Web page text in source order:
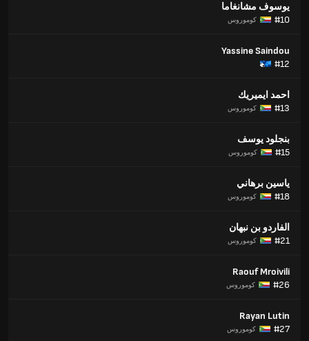
يوسوف مشانغاما
#10
كوموروس
Yassine Saindou
#12
احمد ايميريك
#13
كوموروس
بنجلود يوسف
#15
كوموروس
ياسين برهاني
#18
كوموروس
الفاردو بن نبهان
#21
كوموروس
Raouf Mroivili
#26
كوموروس
Rayan Lutin
#27
كوموروس